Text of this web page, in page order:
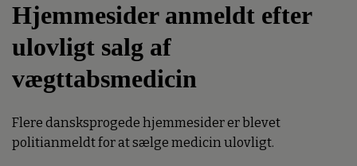
Hjemmesider anmeldt efter
ulovligt salg af
vægttabsmedicin
Flere dansksprogede hjemmesider er blevet
politianmeldt for at sælge medicin ulovligt.